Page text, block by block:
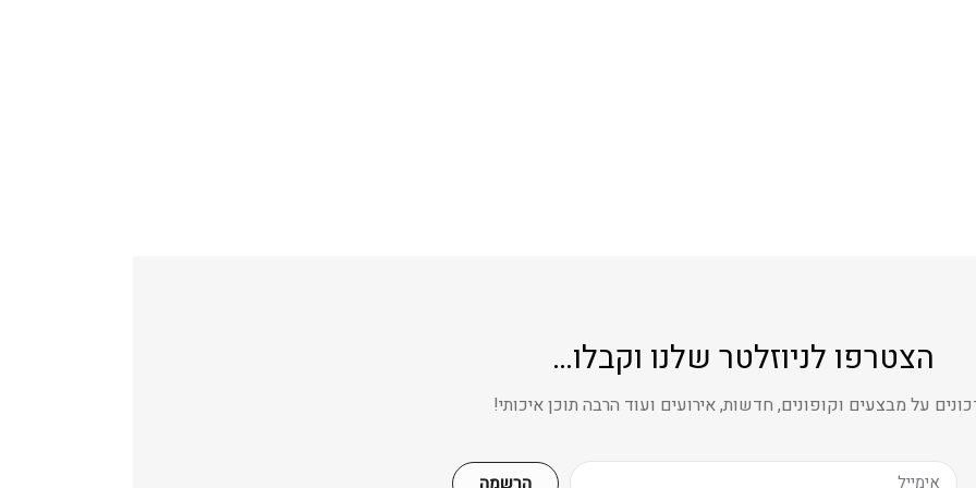
הצטרפו לניוזלטר שלנו וקבלו…
על מבצעים וקופונים, חדשות, אירועים ועוד הרבה תוכן איכותי!
הרשמה